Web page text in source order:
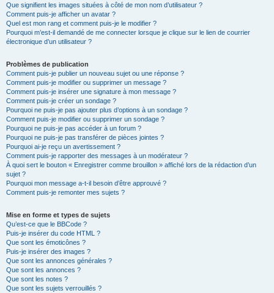
Que signifient les images situées à côté de mon nom d’utilisateur ?
Comment puis-je afficher un avatar ?
Quel est mon rang et comment puis-je le modifier ?
Pourquoi m’est-il demandé de me connecter lorsque je clique sur le lien de courrier
électronique d’un utilisateur ?
Problèmes de publication
Comment puis-je publier un nouveau sujet ou une réponse ?
Comment puis-je modifier ou supprimer un message ?
Comment puis-je insérer une signature à mon message ?
Comment puis-je créer un sondage ?
Pourquoi ne puis-je pas ajouter plus d’options à un sondage ?
Comment puis-je modifier ou supprimer un sondage ?
Pourquoi ne puis-je pas accéder à un forum ?
Pourquoi ne puis-je pas transférer de pièces jointes ?
Pourquoi ai-je reçu un avertissement ?
Comment puis-je rapporter des messages à un modérateur ?
À quoi sert le bouton « Enregistrer comme brouillon » affiché lors de la rédaction d’un
sujet ?
Pourquoi mon message a-t-il besoin d’être approuvé ?
Comment puis-je remonter mes sujets ?
Mise en forme et types de sujets
Qu’est-ce que le BBCode ?
Puis-je insérer du code HTML ?
Que sont les émoticônes ?
Puis-je insérer des images ?
Que sont les annonces générales ?
Que sont les annonces ?
Que sont les notes ?
Que sont les sujets verrouillés ?